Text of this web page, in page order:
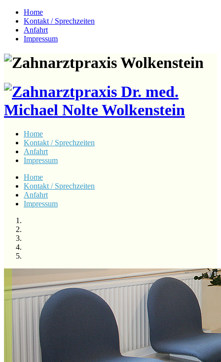
Home
Kontakt / Sprechzeiten
Anfahrt
Impressum
Home
Kontakt / Sprechzeiten
Anfahrt
Impressum
Home
Kontakt / Sprechzeiten
Anfahrt
Impressum